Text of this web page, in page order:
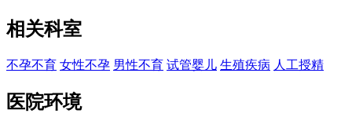
相关科室
不孕不育 女性不孕 男性不育 试管婴儿 生殖疾病 人工授精
医院环境